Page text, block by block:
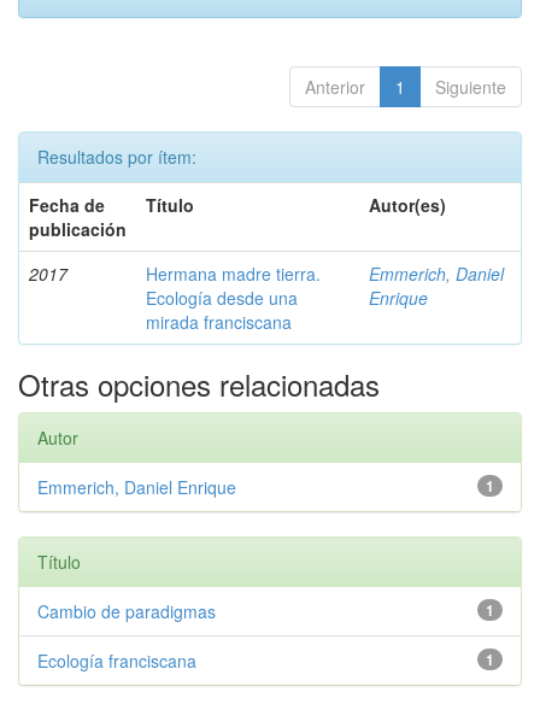
Anterior 1 Siguiente
Resultados por ítem:
Fecha de
publicación
Título Autor(es)
2017
Hermana madre tierra.
Ecología desde una
mirada franciscana
Emmerich, Daniel
Enrique
Otras opciones relacionadas
Autor
1
Emmerich, Daniel Enrique
Título
1
Cambio de paradigmas
1
Ecología franciscana